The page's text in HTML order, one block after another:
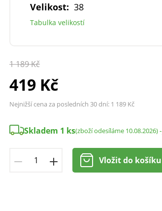
Velikost: 38
Tabulka velikostí
1 189 Kč
419 Kč
Nejnižší cena za posledních 30 dní: 1 189 Kč
Skladem 1 ks(zboží odesíláme 10.08.2026)-
Vložit do košíku